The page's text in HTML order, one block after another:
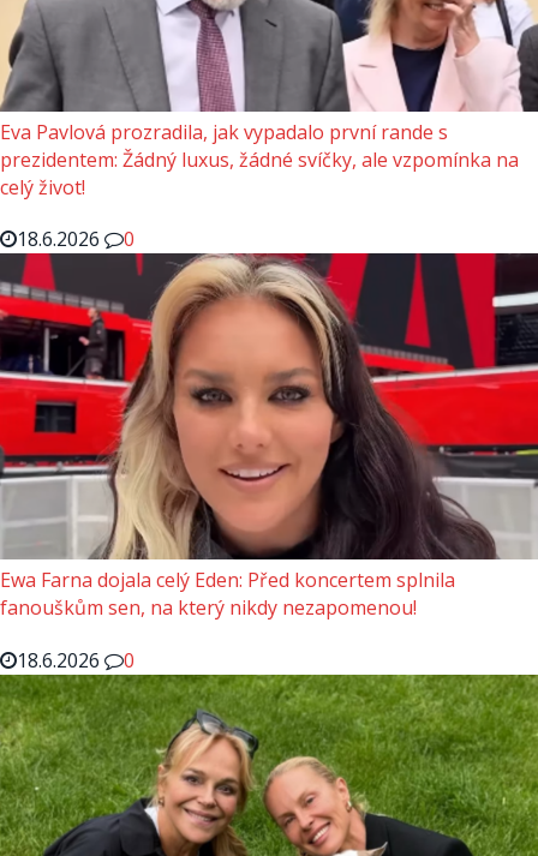
Eva Pavlová prozradila, jak vypadalo první rande s
prezidentem: Žádný luxus, žádné svíčky, ale vzpomínka na
celý život!
18.6.2026
0
Ewa Farna dojala celý Eden: Před koncertem splnila
fanouškům sen, na který nikdy nezapomenou!
18.6.2026
0